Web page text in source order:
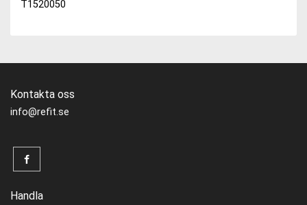
T1520050
Kontakta oss
info@refit.se
Handla